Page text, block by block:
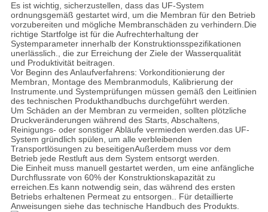
Es ist wichtig, sicherzustellen, dass das UF-System
ordnungsgemäß gestartet wird, um die Membran für den Betrieb
vorzubereiten und mögliche Membranschäden zu verhindern.Die
richtige Startfolge ist für die Aufrechterhaltung der
Systemparameter innerhalb der Konstruktionsspezifikationen
unerlässlich., die zur Erreichung der Ziele der Wasserqualität
und Produktivität beitragen.
Vor Beginn des Anlaufverfahrens: Vorkonditionierung der
Membran, Montage des Membranmoduls, Kalibrierung der
Instrumente.und Systemprüfungen müssen gemäß den Leitlinien
des technischen Produkthandbuchs durchgeführt werden.
Um Schäden an der Membran zu vermeiden, sollten plötzliche
Druckveränderungen während des Starts, Abschaltens,
Reinigungs- oder sonstiger Abläufe vermieden werden.das UF-
System gründlich spülen, um alle verbleibenden
Transportlösungen zu beseitigenAußerdem muss vor dem
Betrieb jede Restluft aus dem System entsorgt werden.
Die Einheit muss manuell gestartet werden, um eine anfängliche
Durchflussrate von 60% der Konstruktionskapazität zu
erreichen.Es kann notwendig sein, das während des ersten
Betriebs erhaltenen Permeat zu entsorgen.. Für detaillierte
Anweisungen siehe das technische Handbuch des Produkts.